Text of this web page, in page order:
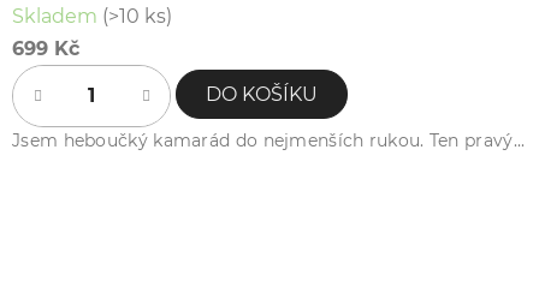
Skladem (>10 ks)
699 Kč
DO KOŠÍKU
Jsem heboučký kamarád do nejmenších rukou. Ten pravý...